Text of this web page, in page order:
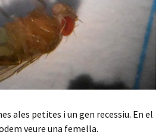
ales petites i un gen recessiu. En el
veure una femella.